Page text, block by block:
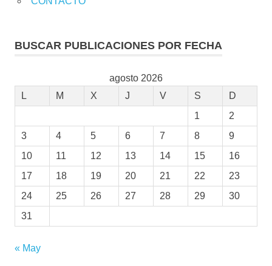
BUSCAR PUBLICACIONES POR FECHA
agosto 2026
L
M X J V S
D
1
2
3
4 5 6 7 8
9
10
11 12 13 14 15
16
17
18 19 20 21 22
23
24
25 26 27 28 29
30
31
« May